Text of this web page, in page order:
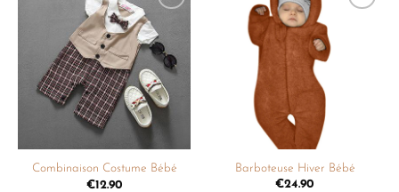
Ajouter
à la
liste de
souhaits
Combinaison Costume Bébé
€12.90
Barboteuse Hiver Bébé
€24.90